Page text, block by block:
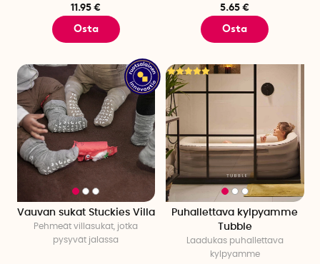
11.95 €
Osta
5.65 €
Osta
Vauvan sukat Stuckies Villa
Pehmeät villasukat, jotka
pysyvät jalassa
Puhallettava kylpyamme
Tubble
Laadukas puhallettava
kylpyamme